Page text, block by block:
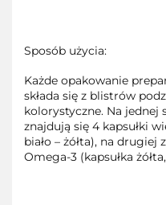
Sposób użycia:
Każde opakowanie
składa się z blistrów
kolorystyczne. Na jednej
znajdują się 4 kapsułki
biało – żółta), na drugiej
Omega-3 (kapsułka